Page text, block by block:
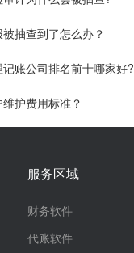
抽查到了怎么办？
账公司排名前十哪家好?
护费用标准？
服务区域
财务软件
代账软件